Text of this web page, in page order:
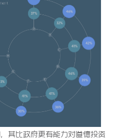
其比政府更有能力对道德投资